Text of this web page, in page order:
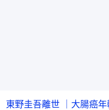
東野圭吾離世 ｜大腸癌